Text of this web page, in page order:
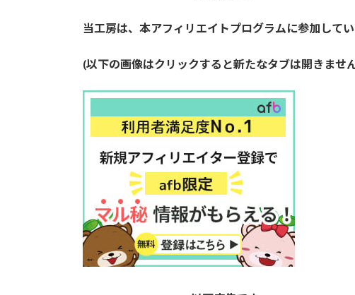
当工房は、本アフィリエイトプログラムに参加してい
(以下の画像はクリックすると新たなタブは開きませ